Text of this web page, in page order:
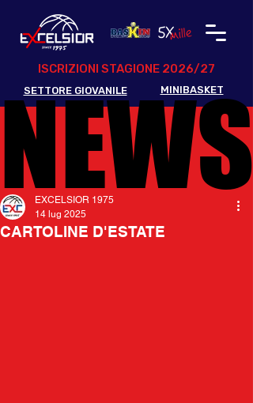
ISCRIZIONI STAGIONE 2026/27
SETTORE GIOVANILE MINIBASKET
CARTOLINE D'ESTATE
EXCELSIOR 1975
14 lug 2025
NEWS
NEWS